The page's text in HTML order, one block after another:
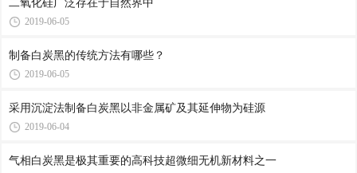
2019-06-05
制备白炭黑的传统方法有哪些？
2019-06-05
采用沉淀法制备白炭黑以非金属矿及其延伸物为硅源
2019-06-04
气相白炭黑是极其重要的高科技超微细无机新材料之一